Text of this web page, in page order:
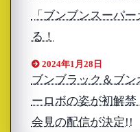
「ブンブンスーパ
る！
2024年1月28日
ブンブラック＆ブ
ーロボの姿が初解
会見の配信が決定!!